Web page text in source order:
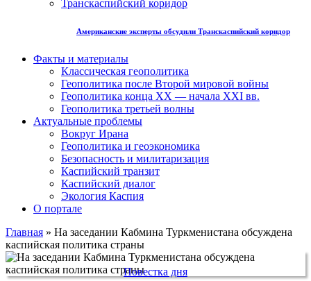
Американские эксперты обсудили Транскаспийский коридор
Факты и материалы
Классическая геополитика
Геополитика после Второй мировой войны
Геополитика конца XX — начала XXI вв.
Геополитика третьей волны
Актуальные проблемы
Вокруг Ирана
Геополитика и геоэкономика
Безопасность и милитаризация
Каспийский транзит
Каспийский диалог
Экология Каспия
О портале
Главная » На заседании Кабмина Туркменистана обсуждена
каспийская политика страны
Повестка дня